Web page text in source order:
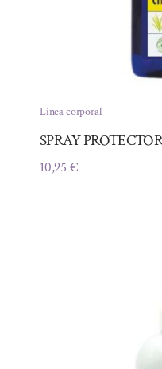
Línea corporal
SPRAY
10,95 €